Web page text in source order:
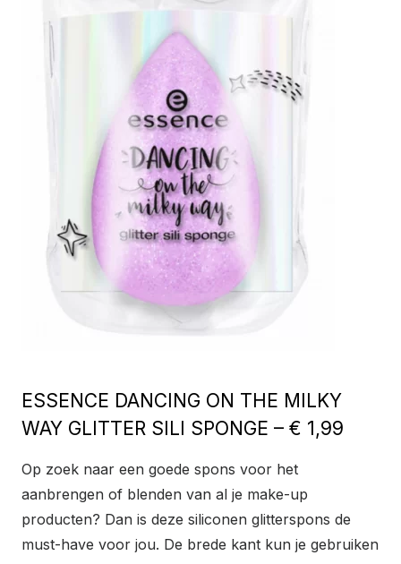
ESSENCE DANCING ON THE MILKY
WAY GLITTER SILI SPONGE – € 1,99
Op zoek naar een goede spons voor het
aanbrengen of blenden van al je make-up
producten? Dan is deze siliconen glitterspons de
must-have voor jou. De brede kant kun je gebruiken